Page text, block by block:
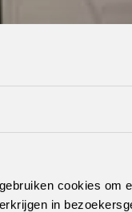
cookies om
in